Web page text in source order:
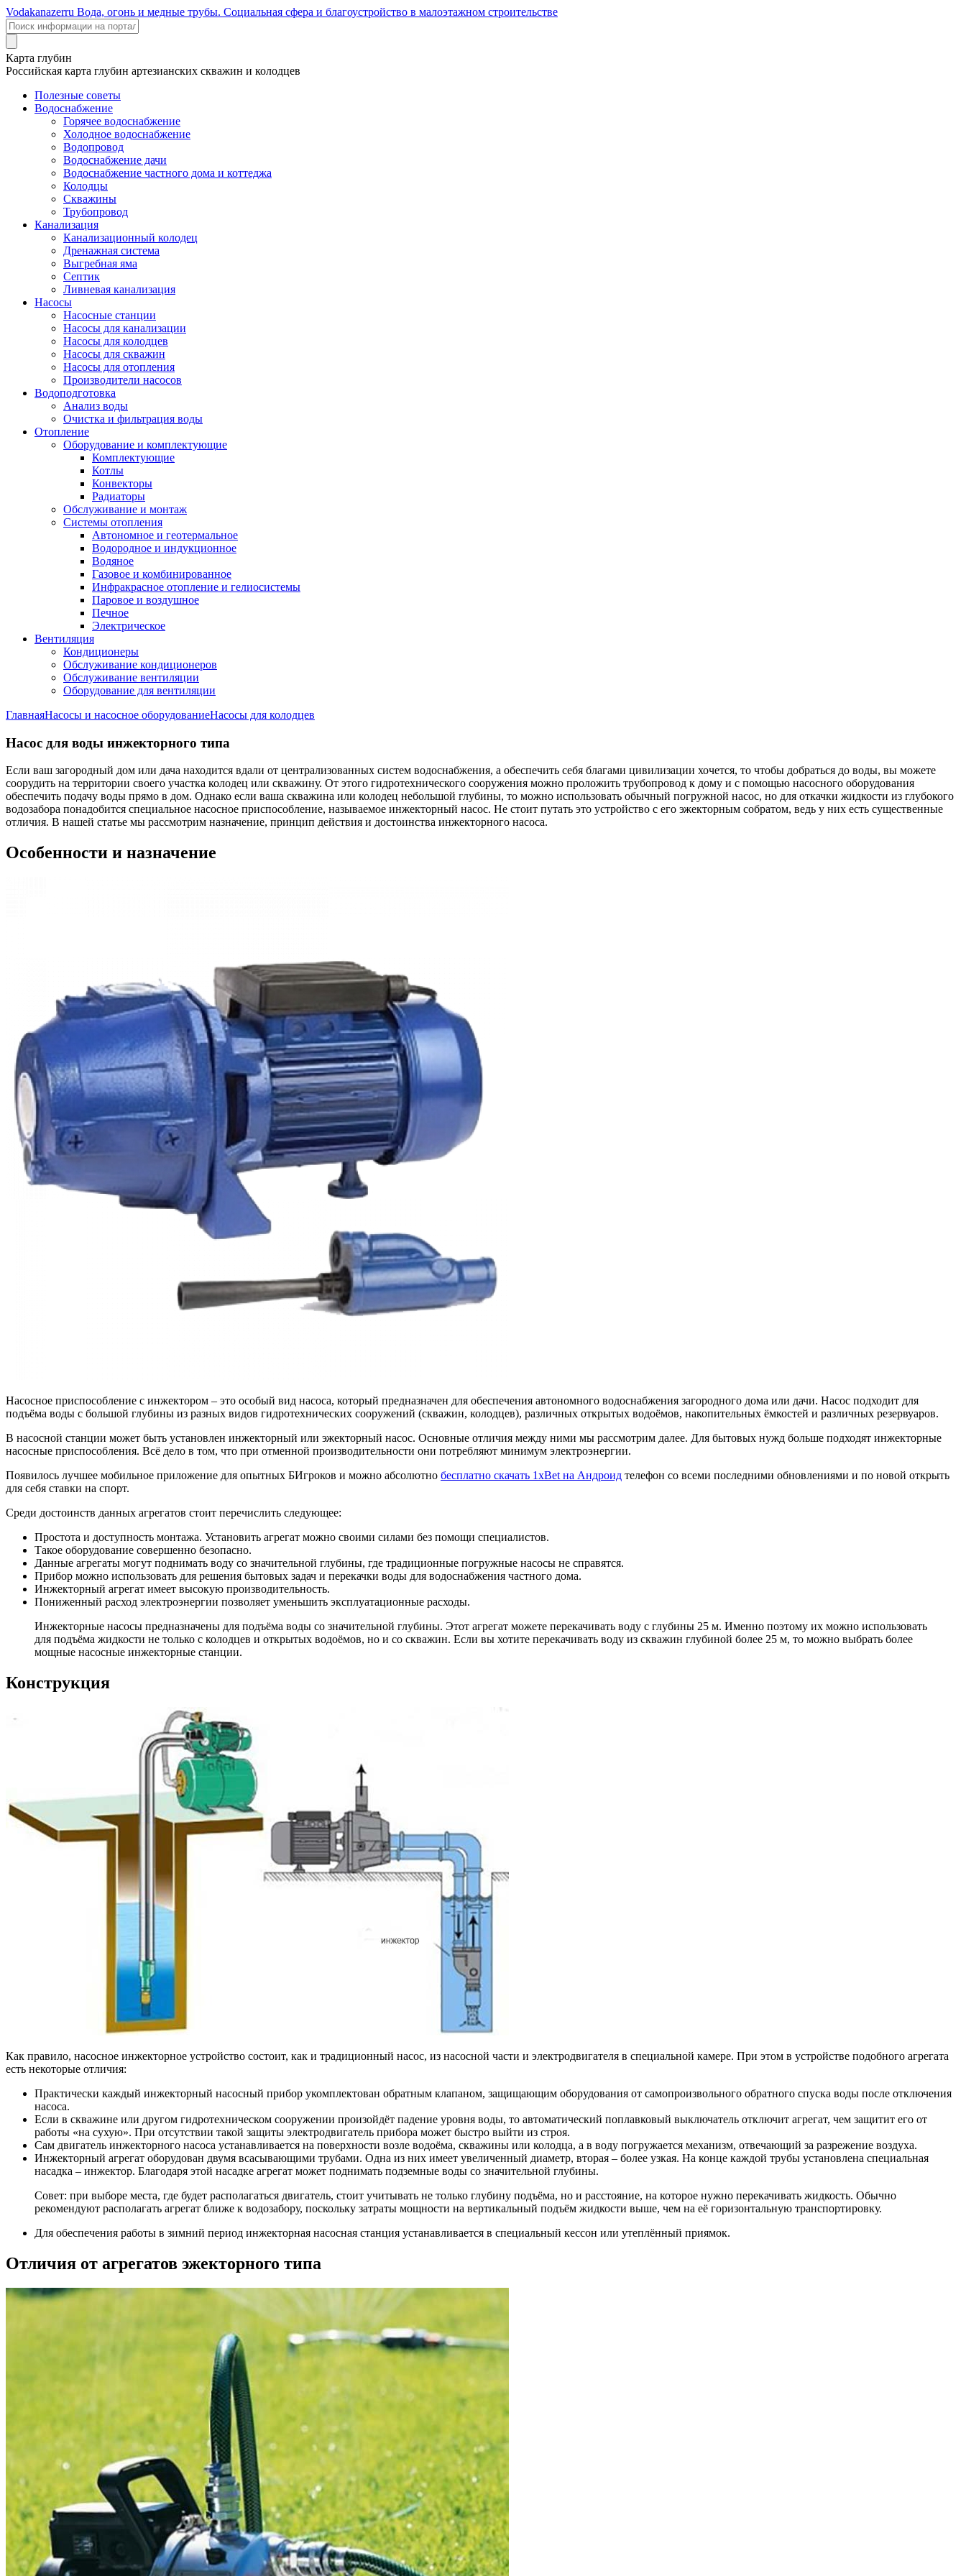
Vodakanazerru Вода, огонь и медные трубы. Социальная сфера и благоустройство в малоэтажном строительстве
Карта глубин
Российская карта глубин артезианских скважин и колодцев
Полезные советы
Водоснабжение
Горячее водоснабжение
Холодное водоснабжение
Водопровод
Водоснабжение дачи
Водоснабжение частного дома и коттеджа
Колодцы
Скважины
Трубопровод
Канализация
Канализационный колодец
Дренажная система
Выгребная яма
Септик
Ливневая канализация
Насосы
Насосные станции
Насосы для канализации
Насосы для колодцев
Насосы для скважин
Насосы для отопления
Производители насосов
Водоподготовка
Анализ воды
Очистка и фильтрация воды
Отопление
Оборудование и комплектующие
Комплектующие
Котлы
Конвекторы
Радиаторы
Обслуживание и монтаж
Системы отопления
Автономное и геотермальное
Водородное и индукционное
Водяное
Газовое и комбинированное
Инфракрасное отопление и гелиосистемы
Паровое и воздушное
Печное
Электрическое
Вентиляция
Кондиционеры
Обслуживание кондиционеров
Обслуживание вентиляции
Оборудование для вентиляции
ГлавнаяНасосы и насосное оборудованиеНасосы для колодцев
Насос для воды инжекторного типа
Если ваш загородный дом или дача находится вдали от централизованных систем водоснабжения, а обеспечить себя благами цивилизации хочется, то чтобы добраться до воды, вы можете
соорудить на территории своего участка колодец или скважину. От этого гидротехнического сооружения можно проложить трубопровод к дому и с помощью насосного оборудования
обеспечить подачу воды прямо в дом. Однако если ваша скважина или колодец небольшой глубины, то можно использовать обычный погружной насос, но для откачки жидкости из глубокого
водозабора понадобится специальное насосное приспособление, называемое инжекторный насос. Не стоит путать это устройство с его эжекторным собратом, ведь у них есть существенные
отличия. В нашей статье мы рассмотрим назначение, принцип действия и достоинства инжекторного насоса.
Особенности и назначение
Насосное приспособление с инжектором – это особый вид насоса, который предназначен для обеспечения автономного водоснабжения загородного дома или дачи. Насос подходит для
подъёма воды с большой глубины из разных видов гидротехнических сооружений (скважин, колодцев), различных открытых водоёмов, накопительных ёмкостей и различных резервуаров.
В насосной станции может быть установлен инжекторный или эжекторный насос. Основные отличия между ними мы рассмотрим далее. Для бытовых нужд больше подходят инжекторные
насосные приспособления. Всё дело в том, что при отменной производительности они потребляют минимум электроэнергии.
Появилось лучшее мобильное приложение для опытных БИгроков и можно абсолютно бесплатно скачать 1xBet на Андроид телефон со всеми последними обновлениями и по новой открыть
для себя ставки на спорт.
Среди достоинств данных агрегатов стоит перечислить следующее:
Простота и доступность монтажа. Установить агрегат можно своими силами без помощи специалистов.
Такое оборудование совершенно безопасно.
Данные агрегаты могут поднимать воду со значительной глубины, где традиционные погружные насосы не справятся.
Прибор можно использовать для решения бытовых задач и перекачки воды для водоснабжения частного дома.
Инжекторный агрегат имеет высокую производительность.
Пониженный расход электроэнергии позволяет уменьшить эксплуатационные расходы.
Инжекторные насосы предназначены для подъёма воды со значительной глубины. Этот агрегат можете перекачивать воду с глубины 25 м. Именно поэтому их можно использовать
для подъёма жидкости не только с колодцев и открытых водоёмов, но и со скважин. Если вы хотите перекачивать воду из скважин глубиной более 25 м, то можно выбрать более
мощные насосные инжекторные станции.
Конструкция
Как правило, насосное инжекторное устройство состоит, как и традиционный насос, из насосной части и электродвигателя в специальной камере. При этом в устройстве подобного агрегата
есть некоторые отличия:
Практически каждый инжекторный насосный прибор укомплектован обратным клапаном, защищающим оборудования от самопроизвольного обратного спуска воды после отключения
насоса.
Если в скважине или другом гидротехническом сооружении произойдёт падение уровня воды, то автоматический поплавковый выключатель отключит агрегат, чем защитит его от
работы «на сухую». При отсутствии такой защиты электродвигатель прибора может быстро выйти из строя.
Сам двигатель инжекторного насоса устанавливается на поверхности возле водоёма, скважины или колодца, а в воду погружается механизм, отвечающий за разрежение воздуха.
Инжекторный агрегат оборудован двумя всасывающими трубами. Одна из них имеет увеличенный диаметр, вторая – более узкая. На конце каждой трубы установлена специальная
насадка – инжектор. Благодаря этой насадке агрегат может поднимать подземные воды со значительной глубины.
Совет: при выборе места, где будет располагаться двигатель, стоит учитывать не только глубину подъёма, но и расстояние, на которое нужно перекачивать жидкость. Обычно
рекомендуют располагать агрегат ближе к водозабору, поскольку затраты мощности на вертикальный подъём жидкости выше, чем на её горизонтальную транспортировку.
Для обеспечения работы в зимний период инжекторная насосная станция устанавливается в специальный кессон или утеплённый приямок.
Отличия от агрегатов эжекторного типа